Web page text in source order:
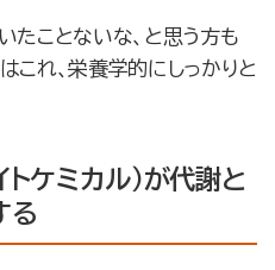
たことないな、と思う方も
これ、栄養学的にしっかりと
ケミカル）が代謝と
る